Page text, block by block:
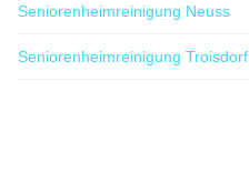
Seniorenheimreinigung Neuss
Seniorenheimreinigung Troisdorf